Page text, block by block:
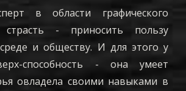
в области графического
- приносить пользу
и обществу. И для этого у
способность - она умеет
овладела своими навыками в